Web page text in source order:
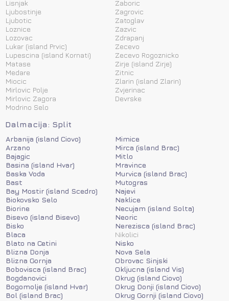
Lisnjak
Ljubostinje
Ljubotic
Loznice
Lozovac
Lukar (island Prvic)
Lupescina (island Kornati)
Matase
Medare
Miocic
Mirlovic Polje
Mirlovic Zagora
Modrino Selo
Zaboric
Zagrovic
Zatoglav
Zazvic
Zdrapanj
Zecevo
Zecevo Rogoznicko
Zirje (island Zirje)
Zitnic
Zlarin (island Zlarin)
Zvjerinac
Devrske
Dalmacija: Split
Arbanija (island Ciovo)
Arzano
Bajagic
Basina (island Hvar)
Baska Voda
Bast
Bay Mostir (island Scedro)
Biokovsko Selo
Biorine
Bisevo (island Bisevo)
Bisko
Blaca
Blato na Cetini
Blizna Donja
Blizna Gornja
Bobovisca (island Brac)
Bogdanovici
Bogomolje (island Hvar)
Bol (island Brac)
Mimice
Mirca (island Brac)
Mitlo
Mravince
Murvica (island Brac)
Mutogras
Najevi
Naklice
Necujam (island Solta)
Neoric
Nerezisca (island Brac)
Nikolici
Nisko
Nova Sela
Obrovac Sinjski
Okljucna (island Vis)
Okrug (island Ciovo)
Okrug Donji (island Ciovo)
Okrug Gornji (island Ciovo)